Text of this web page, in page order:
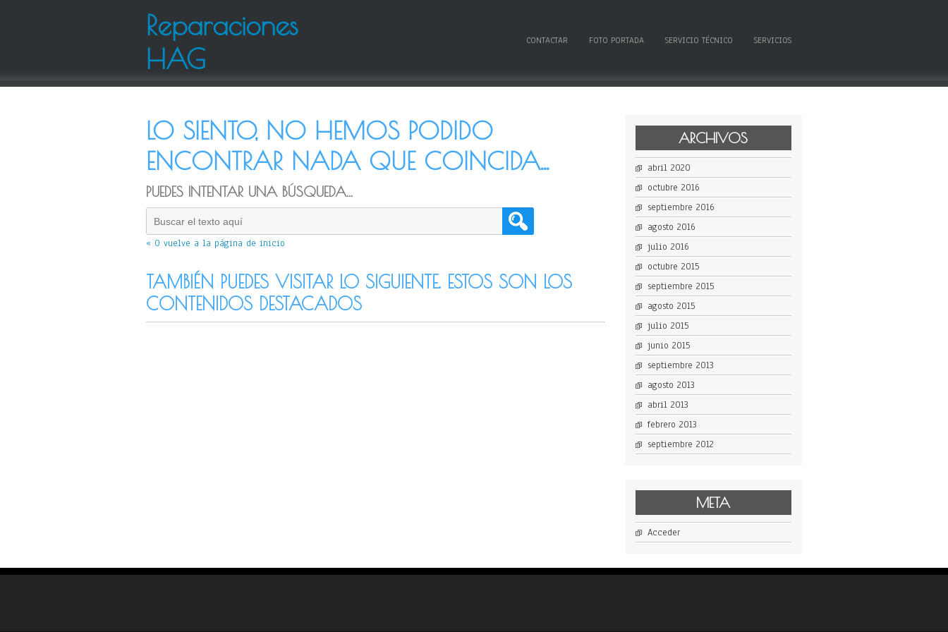
Reparaciones
HAG
CONTACTAR FOTO PORTADA SERVICIO TÉCNICO SERVICIOS
LO SIENTO, NO HEMOS PODIDO
ENCONTRAR NADA QUE COINCIDA...
PUEDES INTENTAR UNA BÚSQUEDA...
« O vuelve a la página de inicio
TAMBIÉN PUEDES VISITAR LO SIGUIENTE. ESTOS SON LOS
CONTENIDOS DESTACADOS
ARCHIVOS
abril 2020
octubre 2016
septiembre 2016
agosto 2016
julio 2016
octubre 2015
septiembre 2015
agosto 2015
julio 2015
junio 2015
septiembre 2013
agosto 2013
abril 2013
febrero 2013
septiembre 2012
META
Acceder